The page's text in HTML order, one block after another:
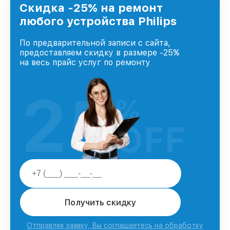
Скидка -25% на ремонт
любого устройства Philips
По предварительной записи с сайта,
предоставляем скидку в размере -25%
на весь прайс услуг по ремонту
Получить скидку
Отправляя заявку, Вы соглашаетесь на обработку
25%
OFF